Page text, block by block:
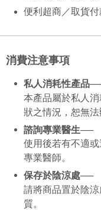
便利超商／取貨
消費注意事項
私人消耗性產品─
本產品屬於私人
狀之情況，恕無法
諮詢專業醫生──
使用後若有不適
專業醫師。
保存於陰涼處──
請將商品置於陰
質。